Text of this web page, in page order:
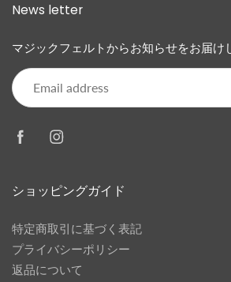
News letter
マジックフェルトからお知らせをお届け
ショッピングガイド
特定商取引に基づく表記
プライバシーポリシー
返品について